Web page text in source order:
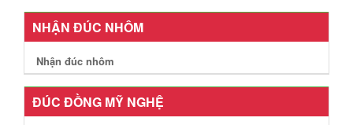
NHẬN ĐÚC NHÔM
Nhận đúc nhôm
ĐÚC ĐỒNG MỸ NGHỆ